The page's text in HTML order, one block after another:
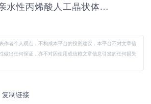
水性丙烯酸人工晶状体...
作者个人观点，不构成本平台的投资建议，本平台不对文章信
做出任何保证，亦不对因使用或信赖文章信息引发的任何损失
复制链接